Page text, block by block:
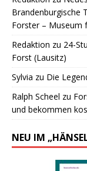
Brandenburgische
Forster – Museum
Redaktion zu 24-
Forst (Lausitz)
Sylvia zu Die
Ralph Scheel zu
und bekommen
NEU IM